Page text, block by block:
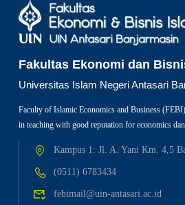
Fakultas Ekonomi dan
Universitas Islam Negeri Antasari
Faculty of Islamic Economics and Business
in teaching with good reputation for economics
Kampus 1: Jl. A. Yani Km. 4,5
(0511) 6783434
febimail@uin-antasari.ac.id